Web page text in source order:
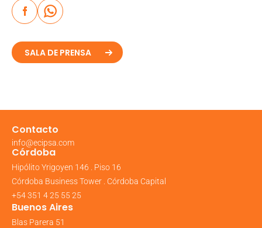
SALA DE PRENSA
Contacto
info@ecipsa.com
Córdoba
Hipólito Yrigoyen 146 . Piso 16
Córdoba Business Tower . Córdoba Capital
+54 351 4 25 55 25
Buenos Aires
Blas Parera 51